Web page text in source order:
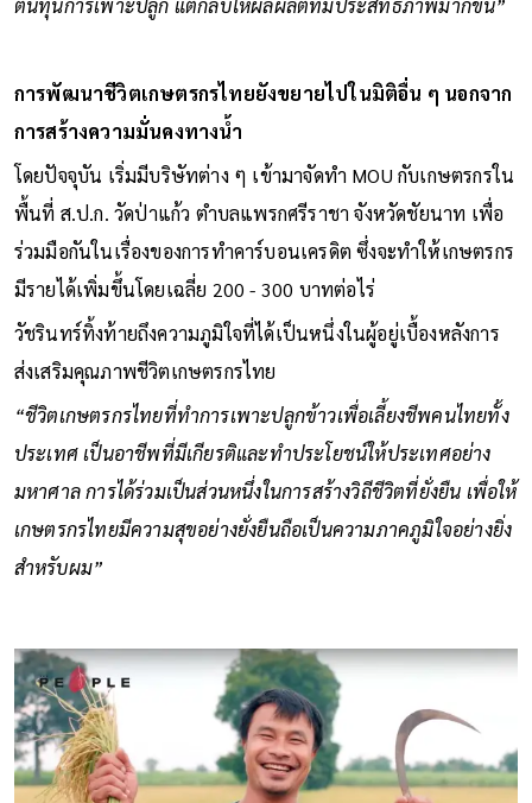
ต้นทุนการเพาะปลูก แต่กลับให้ผลผลิตที่มีประสิทธิภาพมากขึ้น”
การพัฒนาชีวิตเกษตรกรไทยยังขยายไปในมิติอื่น ๆ นอกจาก
การสร้างความมั่นคงทางน้ำ
โดยปัจจุบัน เริ่มมีบริษัทต่าง ๆ เข้ามาจัดทำ MOU กับเกษตรกรใน
พื้นที่ ส.ป.ก. วัดป่าแก้ว ตำบลแพรกศรีราชา จังหวัดชัยนาท เพื่อ
ร่วมมือกันในเรื่องของการทำคาร์บอนเครดิต ซึ่งจะทำให้เกษตรกร
มีรายได้เพิ่มขึ้นโดยเฉลี่ย 200 - 300 บาทต่อไร่
วัชรินทร์ทิ้งท้ายถึงความภูมิใจที่ได้เป็นหนึ่งในผู้อยู่เบื้องหลังการ
ส่งเสริมคุณภาพชีวิตเกษตรกรไทย
“ชีวิตเกษตรกรไทยที่ทำการเพาะปลูกข้าวเพื่อเลี้ยงชีพคนไทยทั้ง
ประเทศ เป็นอาชีพที่มีเกียรติและทำประโยชน์ให้ประเทศอย่าง
มหาศาล การได้ร่วมเป็นส่วนหนึ่งในการสร้างวิถีชีวิตที่ยั่งยืน เพื่อให้
เกษตรกรไทยมีความสุขอย่างยั่งยืนถือเป็นความภาคภูมิใจอย่างยิ่ง
สำหรับผม”